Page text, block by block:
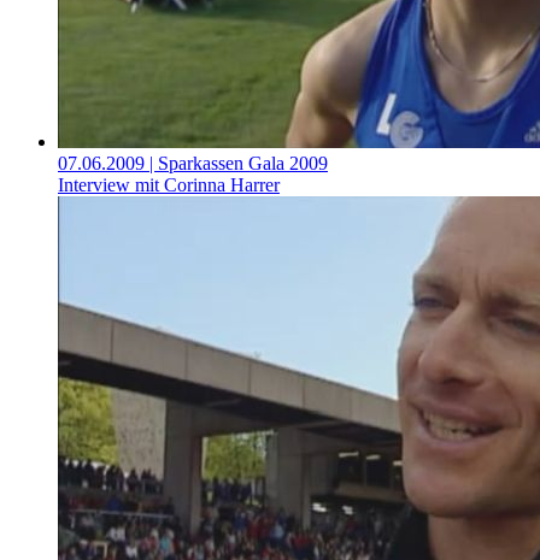
07.06.2009 | Sparkassen Gala 2009
Interview mit Corinna Harrer